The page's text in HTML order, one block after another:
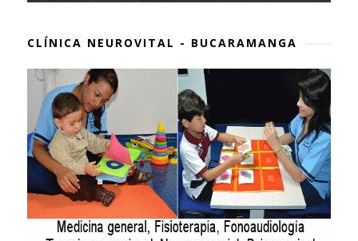
CLÍNICA NEUROVITAL - BUCARAMANGA